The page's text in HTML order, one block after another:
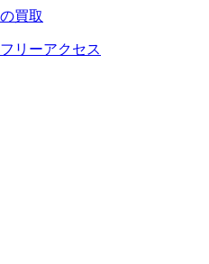
フリーアクセス